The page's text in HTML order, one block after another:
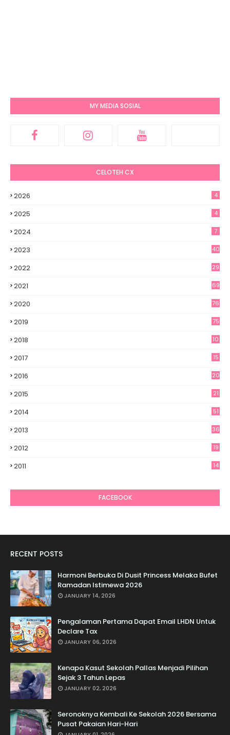
MY MEDIA SOSIAL
CELOTEH CX
2026 4
2025 4
2024 7
2023 40
2022 29
2021 69
2020 76
2019 75
2018 10
2017 15
2016 20
2015 21
2014 51
2013 36
2012
19
2011
14
FACEBOOK
RECENT POSTS
Harmoni Berbuka Di Dusit Princess Melaka Bufet
Ramadan Istimewa 2026
JANUARY 14, 2026
Pengalaman Pertama Dapat Email LHDN Untuk
Declare Tax
JANUARY 06, 2026
Kenapa Kasut Sekolah Pallas Menjadi Pilihan
Sejak 3 Tahun Lepas
JANUARY 02, 2026
Seronoknya Kembali Ke Sekolah 2026 Bersama
Pusat Pakaian Hari-Hari